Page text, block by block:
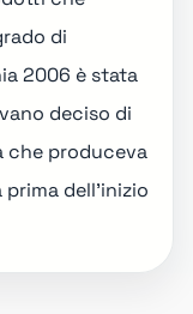
di
2006 è stata
deciso di
che produceva
dell’inizio